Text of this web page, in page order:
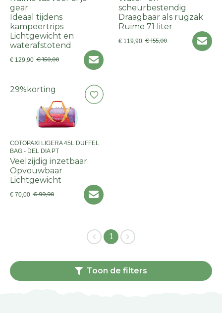
gear
Ideaal tijdens
kampeertrips
Lichtgewicht en
waterafstotend
€ 129,90 € 150,00
scheurbestendig
Draagbaar als rugzak
Ruime 71 liter
€ 119,90 € 155,00
29% korting
COTOPAXI LIGERA 45L DUFFEL
BAG - DEL DIA PT
Veelzijdig inzetbaar
Opvouwbaar
Lichtgewicht
€ 70,00 € 99,90
1
Toon de filters